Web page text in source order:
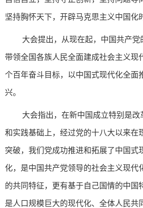
坚持胸怀天下，开辟马克思主义中国化
大会提出，从现在起，中国共产
带领全国各族人民全面建成社会主义现
个百年奋斗目标，以中国式现代化全面
兴。
大会指出，在新中国成立特别是
和实践基础上，经过党的十八大以来在
突破，我们党成功推进和拓展了中国式
化，是中国共产党领导的社会主义现代
的共同特征，更有基于自己国情的中国
是人口规模巨大的现代化、全体人民共